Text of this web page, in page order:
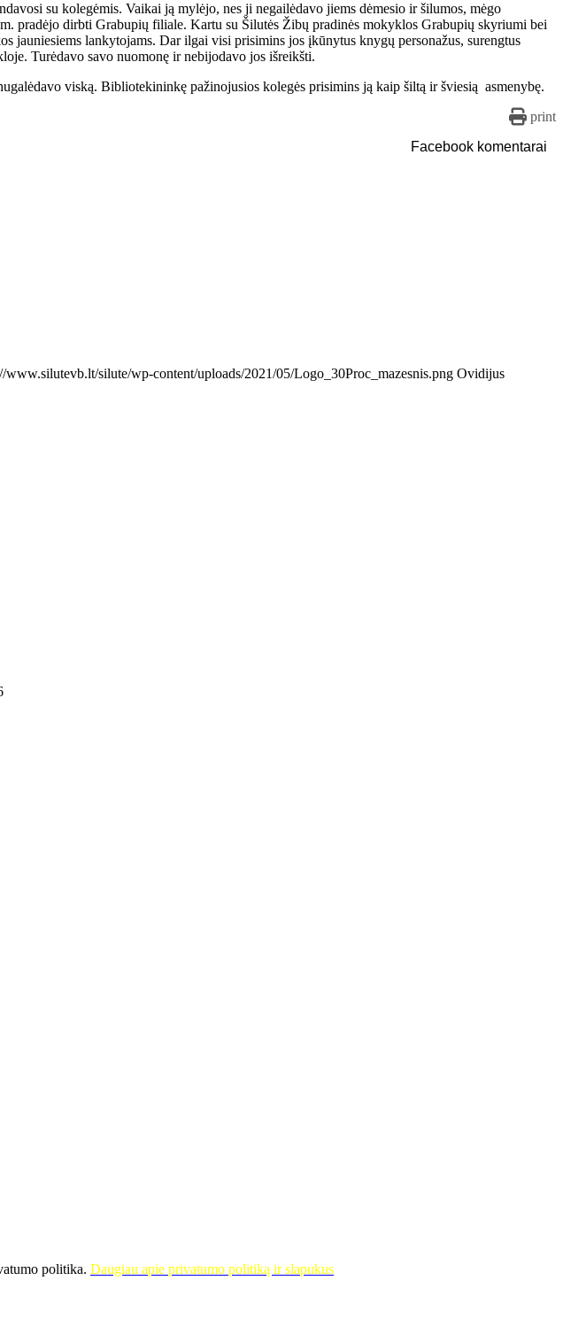
su kolegėmis. Vaikai ją mylėjo, nes ji negailėdavo jiems dėmesio ir šilumos, mėgo
pradėjo dirbti Grabupių filiale. Kartu su Šilutės Žibų pradinės mokyklos Grabupių skyriumi bei
jauniesiems lankytojams. Dar ilgai visi prisimins jos įkūnytus knygų personažus, surengtus
Turėdavo savo nuomonę ir nebijodavo jos išreikšti.
viską. Bibliotekininkę pažinojusios kolegės prisimins ją kaip šiltą ir šviesią asmenybę.
print
Facebook komentarai
www.silutevb.lt/silute/wp-content/uploads/2021/05/Logo_30Proc_mazesnis.png Ovidijus
politika. Daugiau apie privatumo politiką ir slapukus